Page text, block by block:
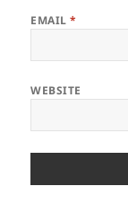
EMAIL*
WEBSITE